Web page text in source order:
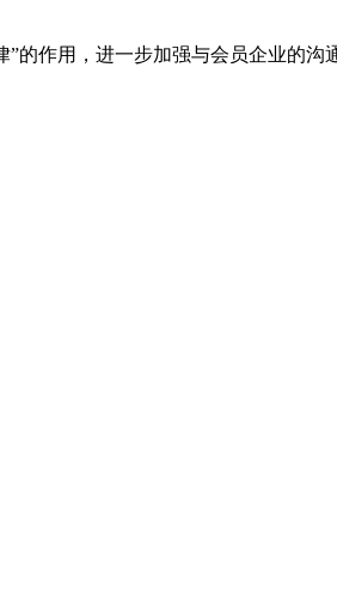
作用，进一步加强与会员企业的沟